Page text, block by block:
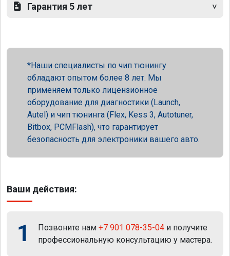
Гарантия 5 лет
Наши специалисты по чип тюнингу
обладают опытом более 8 лет. Мы
применяем только лицензионное
оборудование для диагностики (Launch,
Autel) и чип тюнинга (Flex, Kess 3, Autotuner,
Bitbox, PCMFlash), что гарантирует
безопасность для электроники вашего авто.
Ваши действия:
1 Позвоните нам +7 901 078-35-04 и получите
профессиональную консультацию у мастера.